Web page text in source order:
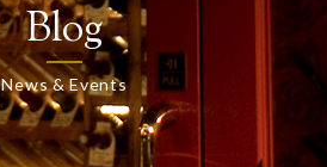
Blog
News & Events